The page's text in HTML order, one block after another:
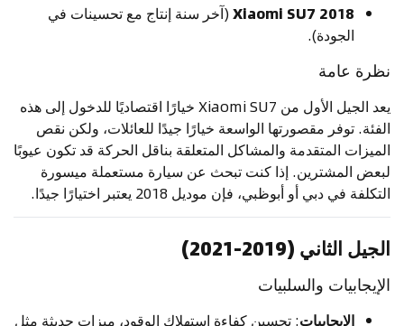
2018 Xiaomi SU7
(آخر سنة إنتاج مع تحسينات في
الجودة).
نظرة عامة
يعد الجيل الأول من Xiaomi SU7 خيارًا اقتصاديًا للدخول إلى هذه
الفئة. توفر مقصورتها الواسعة خيارًا جيدًا للعائلات، ولكن نقص
الميزات المتقدمة والمشاكل المتعلقة بناقل الحركة قد تكون عيوبًا
لبعض المشترين. إذا كنت تبحث عن سيارة مستعملة ميسورة
التكلفة في دبي أو أبوظبي، فإن موديل 2018 يعتبر اختيارًا جيدًا.
الجيل الثاني (2019-2021)
الإيجابيات والسلبيات
الإيجابيات: تحسين كفاءة استهلاك الوقود، ميزات حديثة مثل